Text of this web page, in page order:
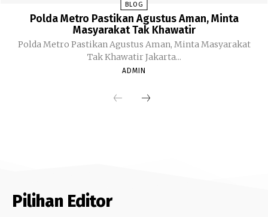
BLOG
Polda Metro Pastikan Agustus Aman, Minta
Masyarakat Tak Khawatir
Polda Metro Pastikan Agustus Aman, Minta Masyarakat
Tak Khawatir Jakarta...
ADMIN
Pilihan Editor